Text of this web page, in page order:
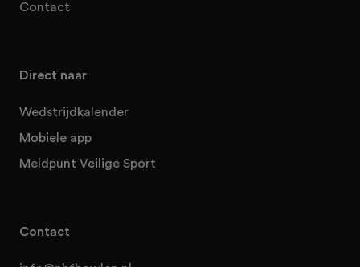
Contact
Direct naar
Wedstrijdkalender
Mobiele app
Meldpunt Veilige Sport
Contact